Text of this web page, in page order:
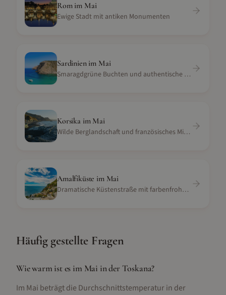
Romim Mai
Ewige Stadt mit antiken Monumenten
Sardinienim Mai
Smaragdgrüne Buchten und authentische Kultur
Korsika im Mai
Wilde Berglandschaft und französisches Mittelmeer
Amalfiküste im Mai
Dramatische Küstenstraße mit farbenfrohen Dörfern und blauem Meer
Häufig gestellte Fragen
Wie warm ist es im Mai in der Toskana?
Im Mai beträgt die Durchschnittstemperatur in der